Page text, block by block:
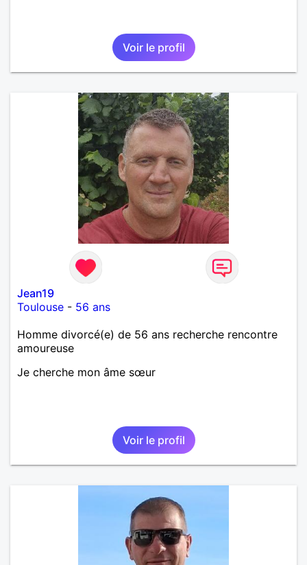
Voir le profil
Jean19
Toulouse - 56 ans
Homme divorcé(e) de 56 ans recherche rencontre
amoureuse
Je cherche mon âme sœur
Voir le profil